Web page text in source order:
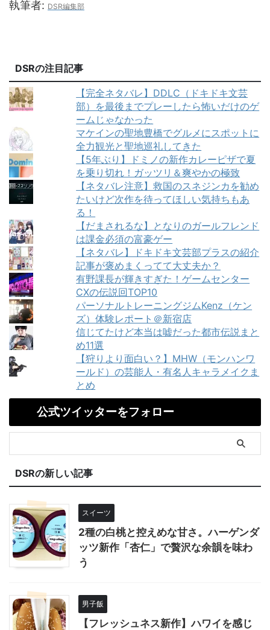
執筆者: DSR編集部
DSRの注目記事
【完全ネタバレ】DDLC（ドキドキ文芸
部）を最後までプレーしたら怖いだけのゲ
ームじゃなかった
マケインの聖地豊橋でグルメにスポットに
全力観光と聖地巡礼してきた
【5年ぶり】ドミノの新作カレーピザで夏
を乗り切れ！ガッツリ＆爽やかの極致
【ネタバレ注意】救国のスネジンカを勧め
たいけど次作を待ってほしい気持ちもあ
る！
【だまされるな】となりのガールフレンド
は課金必須の富豪ゲー
【ネタバレ】ドキドキ文芸部プラスの紹介
記事が褒めまくってて大丈夫か？
有野課長が輝きすぎた！ゲームセンター
CXの伝説回TOP10
パーソナルトレーニングジムKenz（ケン
ズ）体験レポート＠新宿店
信じてたけど本当は嘘だった都市伝説まと
め11選
【狩りより面白い？】MHW（モンハンワ
ールド）の芸能人・有名人キャラメイクま
とめ
公式ツイッターをフォロー
DSRの新しい記事
スイーツ
2種の白桃と控えめな甘さ。ハーゲンダ
ッツ新作「杏仁」で贅沢な余韻を味わ
う
男子飯
【フレッシュネス新作】ハワイを感じ